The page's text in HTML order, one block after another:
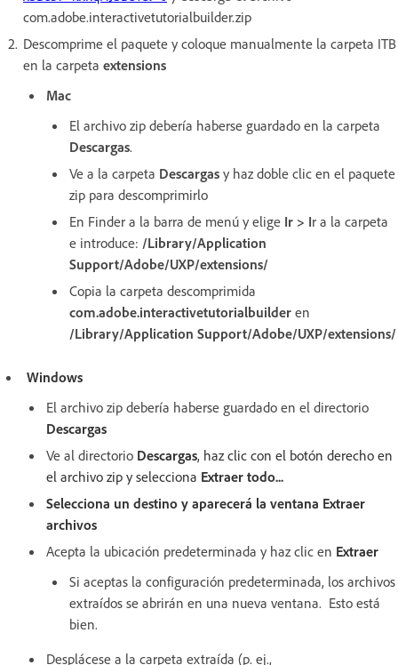
com.adobe.interactivetutorialbuilder.zip
Descomprime el paquete y coloque manualmente la carpeta ITB
en la carpeta extensions
Mac
El archivo zip debería haberse guardado en la carpeta
Descargas.
Ve a la carpeta Descargas y haz doble clic en el paquete
zip para descomprimirlo
En Finder a la barra de menú y elige Ir > Ir a la carpeta
e introduce: /Library/Application
Support/Adobe/UXP/extensions/
Copia la carpeta descomprimida
com.adobe.interactivetutorialbuilder en
/Library/Application Support/Adobe/UXP/extensions/
Windows
El archivo zip debería haberse guardado en el directorio
Descargas
Ve al directorio Descargas, haz clic con el botón derecho en
el archivo zip y selecciona Extraer todo...
Selecciona un destino y aparecerá la ventana Extraer
archivos
Acepta la ubicación predeterminada y haz clic en Extraer
Si aceptas la configuración predeterminada, los archivos
extraídos se abrirán en una nueva ventana. Esto está
bien.
Desplácese a la carpeta extraída (p. ej.,